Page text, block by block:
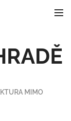
MIMO